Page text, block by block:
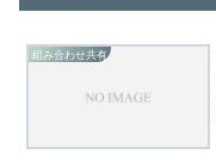
組み合わせ共有